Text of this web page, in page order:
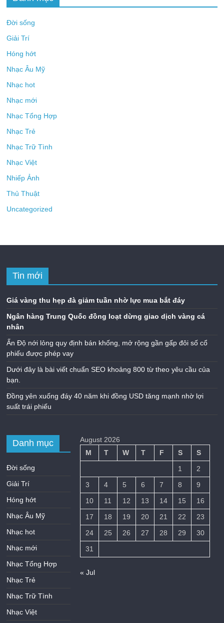
Đời sống
Giải Trí
Hóng hớt
Nhạc Âu Mỹ
Nhạc hot
Nhạc mới
Nhạc Tổng Hợp
Nhạc Trẻ
Nhạc Trữ Tình
Nhạc Việt
Nhiếp Ảnh
Thủ Thuật
Uncategorized
Tin mới
Giá vàng thu hẹp đà giảm tuần nhờ lực mua bắt đáy
Ngân hàng Trung Quốc đồng loạt dừng giao dịch vàng cá
nhân
Ấn Độ nới lỏng quy định bán khống, mở rộng gần gấp đôi số cổ
phiếu được phép vay
Dưới đây là bài viết chuẩn SEO khoảng 800 từ theo yêu cầu của
bạn.
Đồng yên xuống đáy 40 năm khi đồng USD tăng mạnh nhờ lợi
suất trái phiếu
Danh mục
Đời sống
Giải Trí
Hóng hớt
Nhạc Âu Mỹ
Nhạc hot
Nhạc mới
Nhạc Tổng Hợp
Nhạc Trẻ
Nhạc Trữ Tình
Nhạc Việt
August 2026
M
T W T F S
S
1
2
3
4 5 6 7 8
9
10
11 12 13 14 15
16
17
18 19 20 21 22
23
24
25 26 27 28 29
30
31
« Jul